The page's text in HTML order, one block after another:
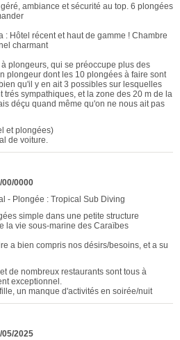
ambiance et sécurité au top. 6 plongées
: Hôtel récent et haut de gamme ! Chambre
charmant
plongeurs, qui se préoccupe plus des
plongeur dont les 10 plongées à faire sont
qu'il y en ait 3 possibles sur lesquelles
trés sympathiques, et la zone des 20 m de la
déçu quand même qu'on ne nous ait pas
et plongées)
de voiture.
00/0000
- Plongée : Tropical Sub Diving
simple dans une petite structure
la vie sous-marine des Caraïbes
a bien compris nos désirs/besoins, et a su
de nombreux restaurants sont tous à
exceptionnel.
un manque d'activités en soirée/nuit
05/2025